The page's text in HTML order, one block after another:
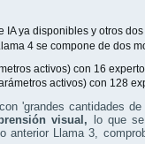
IA ya disponibles y otros
4 se compone de dos
activos) con 16
activos) con 128
'grandes cantidades
visual,
lo que
Llama 3,